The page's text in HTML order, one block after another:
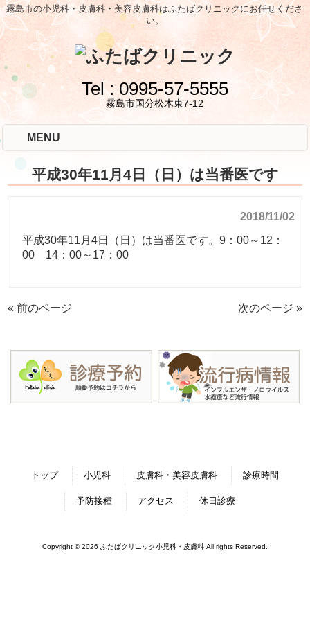
霧島市の小児科・皮膚科・美容皮膚科はふたばクリニックにお任せくださ
い。
Tel : 0995-57-5555
霧島市国分松木東7-12
MENU
平成30年11月4日（日）は当番医です
2018/11/02
平成30年11月4日（日）は当番医です。9：00～12：
00 14：00～17：00
« 前のページ 次のページ »
トップ 小児科 皮膚科・美容皮膚科 診療時間
予防接種 アクセス 休日診療
Copyright © 2026 ふたばクリニック小児科・皮膚科 All rights Reserved.